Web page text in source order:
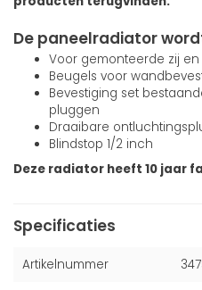
De paneelradiator
Voor gemonteerde zij
Beugels voor
Bevestiging set
pluggen
Draaibare
Blindstop 1/2 inch
Deze radiator heeft 10 jaar
Specificaties
Artikelnummer